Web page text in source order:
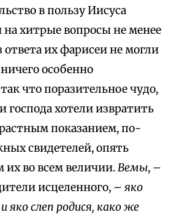
в пользу Иисуса
на хитрые вопросы не мeнее
ответа их фарисеи не могли
особенно
что поразительное чудо,
господа хотели извратить
показанием, по-
свидетелей, опять
их во всем величии.Вемы, –
исцеленного, –яко
яко слеп родися, како же